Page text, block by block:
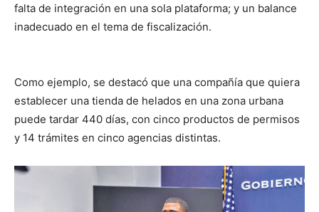
falta de integración en una sola plataforma; y un balance
inadecuado en el tema de fiscalización.
Como ejemplo, se destacó que una compañía que quiera
establecer una tienda de helados en una zona urbana
puede tardar 440 días, con cinco productos de permisos
y 14 trámites en cinco agencias distintas.